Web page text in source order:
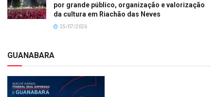
por grande público, organização e valorização
da cultura em Riachão das Neves
25/07/2026
GUANABARA